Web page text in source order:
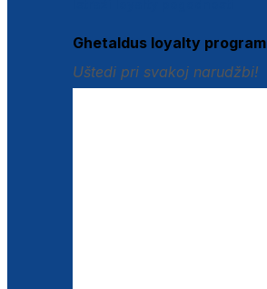
Ghetaldus loyalty program
Uštedi pri svakoj narudžbi!